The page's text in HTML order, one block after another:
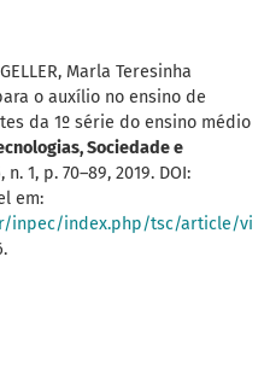
Marla Teresinha
o auxílio no ensino de
da 1º série do ensino médio
Sociedade e
n. 1, p. 70–89, 2019. DOI:
em:
inpec/index.php/tsc/article/vi